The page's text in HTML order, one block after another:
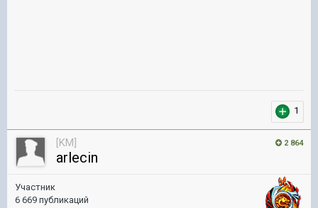
1
2 864
[KM]
arlecin
Участник
6 669 публикаций